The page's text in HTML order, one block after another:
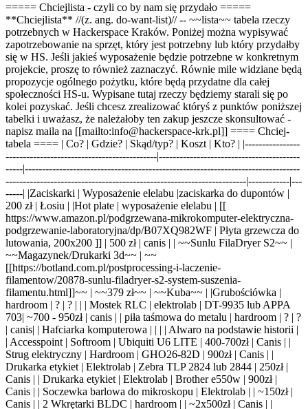
===== Chciejlista - czyli co by nam się przydało =====
**Chciejlista** //(z. ang. do-want-list)// -- ~~lista~~ tabela rzeczy
potrzebnych w Hackerspace Kraków. Poniżej można wypisywać
zapotrzebowanie na sprzęt, który jest potrzebny lub który przydałby
się w HS. Jeśli jakieś wyposażenie będzie potrzebne w konkretnym
projekcie, proszę to również zaznaczyć. Równie mile widziane będą
propozycje ogólnego pożytku, które będą przydatne dla całej
społeczności HS-u. Wypisane tutaj rzeczy będziemy starali się po
kolei pozyskać. Jeśli chcesz zrealizować któryś z punktów poniższej
tabelki i uważasz, że należałoby ten zakup jeszcze skonsultować -
napisz maila na [[mailto:info@hackerspace-krk.pl]] ==== Chciej-
tabela ==== | Co? | Gdzie? | Skąd/typ? | Koszt | Kto? | |----------------
--------------------------------------------|-----------------------------------------
-----|--------------------------------------------------------------------------------
----------------------------------------------------------------------|------------|---
-----| |Zaciskarki | Wyposażenie elelabu |zaciskarka do dupontów |
200 zł | Łosiu | |Hot plate | wyposażenie elelabu | [[
https://www.amazon.pl/podgrzewana-mikrokomputer-elektryczna-
podgrzewanie-laboratoryjna/dp/B07XQ982WF | Płyta grzewcza do
lutowania, 200x200 ]] | 500 zł | canis | | ~~Sunlu FilaDryer S2~~ |
~~Magazynek/Drukarki 3d~~ | ~~
[[https://botland.com.pl/postprocessing-i-laczenie-
filamentow/20878-sunlu-filadryer-s2-system-suszenia-
filamentu.html]]~~ | ~~379 zł~~ | ~~Kuba~~ | |Grubościówka |
hardroom | ? | ? | | | Mostek RLC | elektrolab | DT-9935 lub APPA
703| ~700 - 950zł | canis | | piła taśmowa do metalu | hardroom | ? | ?
| canis| | Hafciarka komputerowa | | | | Alwaro na podstawie historii |
| Accesspoint | Softroom | Ubiquiti U6 LITE | 400-700zł | Canis | |
Strug elektryczny | Hardroom | GHO26-82D | 900zł | Canis | |
Drukarka etykiet | Elektrolab | Zebra TLP 2824 lub 2844 | 250zł |
Canis | | Drukarka etykiet | Elektrolab | Brother e550w | 900zł |
Canis | | Soczewka barlowa do mikroskopu | Elektrolab | | ~150zł |
Canis | | 2 Wkrętarki BLDC | hardroom | | ~2x500zł | Canis | |